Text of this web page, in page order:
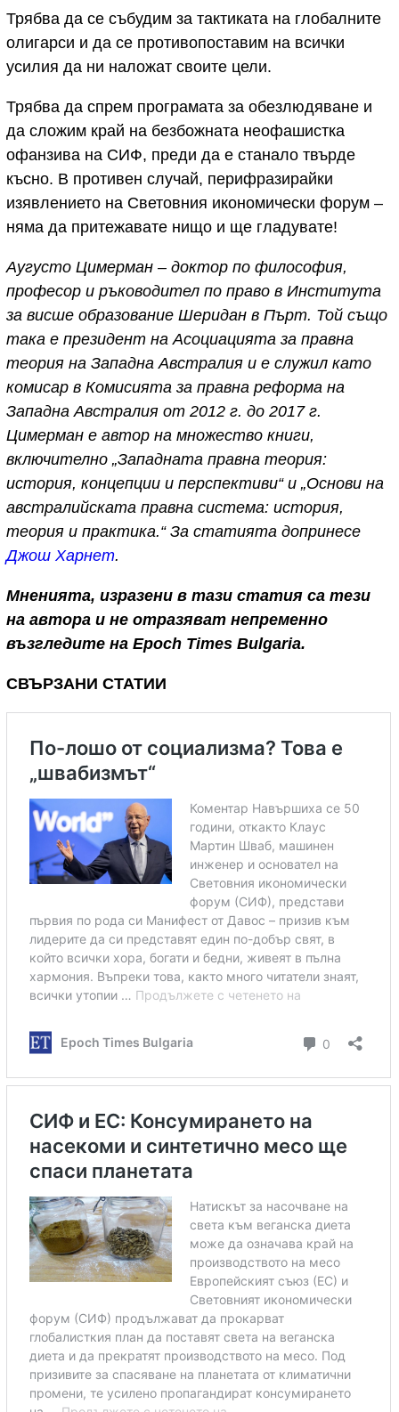
Трябва да се събудим за тактиката на глобалните
олигарси и да се противопоставим на всички
усилия да ни наложат своите цели.
Трябва да спрем програмата за обезлюдяване и
да сложим край на безбожната неофашистка
офанзива на СИФ, преди да е станало твърде
късно. В противен случай, перифразирайки
изявлението на Световния икономически форум –
няма да притежавате нищо и ще гладувате!
Аугусто Цимерман – доктор по философия,
професор и ръководител по право в Института
за висше образование Шеридан в Пърт. Той също
така е президент на Асоциацията за правна
теория на Западна Австралия и е служил като
комисар в Комисията за правна реформа на
Западна Австралия от 2012 г. до 2017 г.
Цимерман е автор на множество книги,
включително „Западната правна теория:
история, концепции и перспективи“ и „Основи на
австралийската правна система: история,
теория и практика.“ За статията допринесе
Джош Харнет.
Мненията, изразени в тази статия са тези
на автора и не отразяват непременно
възгледите на Epoch Times Bulgaria.
СВЪРЗАНИ СТАТИИ